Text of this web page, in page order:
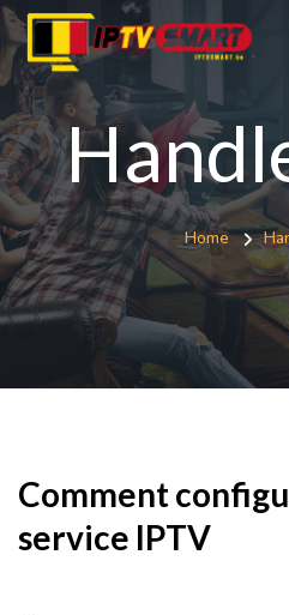
Home
Comment
service IPTV